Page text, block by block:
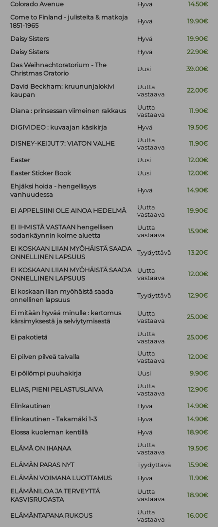
Colorado Avenue Hyvä
14.50€
Come to Finland - julisteita & matkoja
1851-1965
Hyvä 19.90€
Daisy Sisters Hyvä
19.90€
Daisy Sisters
Hyvä
22.90€
Das Weihnachtoratorium - The
Christmas Oratorio
Uusi 39.00€
David Beckham: kruununjalokivi
kaupan
Uutta
vastaava
22.00€
Diana : prinsessan viimeinen rakkaus
Uutta
vastaava
11.90€
DIGIVIDEO : kuvaajan käsikirja Hyvä 19.50€
DISNEY-KEIJUT 7: VIATON VALHE
Uutta
vastaava
11.90€
Easter Uusi
12.00€
Easter Sticker Book
Uusi
12.00€
Ehjäksi hoida - hengellisyys
vanhuudessa
Hyvä 14.90€
EI APPELSIINI OLE AINOA HEDELMÄ
Uutta
vastaava
19.90€
EI IHMISTÄ VASTAAN hengellisen
sodankäynnin kolme aluetta
Uutta
vastaava
15.90€
EI KOSKAAN LIIAN MYÖHÄISTÄ SAADA
ONNELLINEN LAPSUUS
Tyydyttävä 13.20€
EI KOSKAAN LIIAN MYÖHÄISTÄ SAADA
ONNELLINEN LAPSUUS
Uutta
vastaava
12.00€
Ei koskaan liian myöhäistä saada
onnellinen lapsuus
Tyydyttävä 12.90€
Ei mitään hyvää minulle : kertomus
kärsimyksestä ja selviytymisestä
Uutta
vastaava
25.00€
Ei pakotietä
Uutta
vastaava
25.00€
Ei pilven pilveä taivalla
Uutta
vastaava
12.00€
Ei pöllömpi puuhakirja Uusi 9.90€
ELIAS, PIENI PELASTUSLAIVA
Uutta
vastaava
12.90€
Elinkautinen Hyvä
14.90€
Elinkautinen - Takamäki 1-3
Hyvä
14.90€
Elossa kuoleman kentillä
Hyvä 18.90€
ELÄMÄ ON IHANAA
Uutta
vastaava
19.50€
ELÄMÄN PARAS NYT Tyydyttävä
15.90€
ELÄMÄN VOIMANA LUOTTAMUS
Hyvä
11.90€
ELÄMÄNILOA JA TERVEYTTÄ
KASVISRUOASTA
Uutta
vastaava
18.90€
ELÄMÄNTAPANA RUKOUS
Uutta
vastaava
16.00€